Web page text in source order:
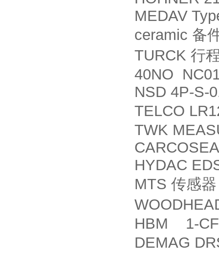
MEDAV
ceramic 备
TURCK 行
40NO
NSD 4P-S-
TELCO
TWK
HYDAC
MTS 传感器
HBM 1-
DEMAG